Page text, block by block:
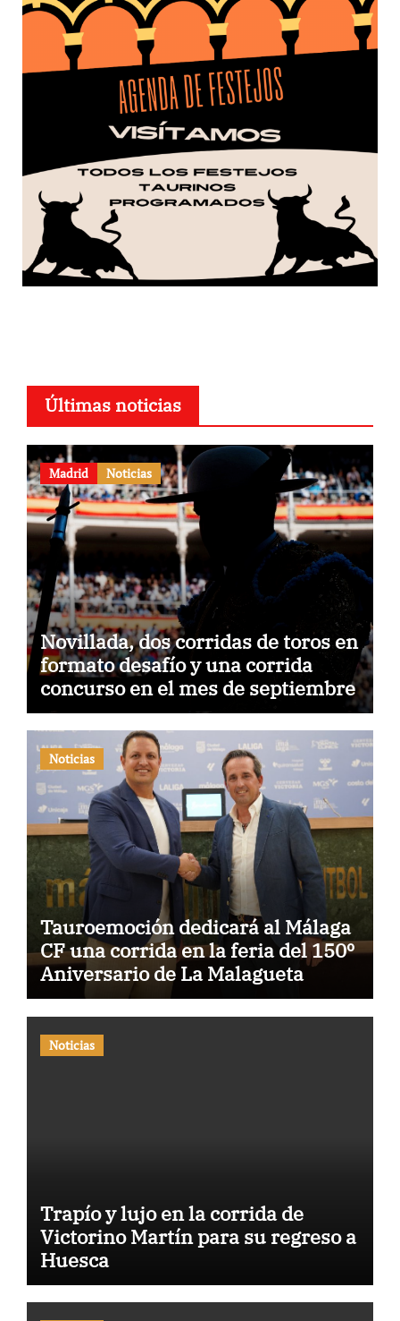
Últimas noticias
Madrid Noticias
Novillada, dos corridas de toros en
formato desafío y una corrida
concurso en el mes de septiembre
Noticias
Tauroemoción dedicará al Málaga
CF una corrida en la feria del 150º
Aniversario de La Malagueta
Noticias
Trapío y lujo en la corrida de
Victorino Martín para su regreso a
Huesca